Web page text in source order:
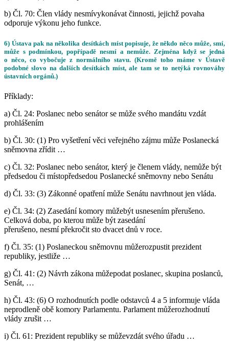
b) Čl. 70: Člen vlády nesmívykonávat činnosti, jejichž povaha
odporuje výkonu jeho funkce.
6) Ústava pak na několika desítkách míst popisuje, že někdo něco může, smí,
může s podmínkou, popřípadě nesmí a nemůže. Zejména když se jedná
o něco, co vybočuje z normálního stavu. (Kromě toho máme v Ústavě
podobné slovo na dalších desítkách míst, ale tam se to netýká rovnováhy
ústavních orgánů.)
Příklady:
a) Čl. 24: Poslanec nebo senátor se může svého mandátu vzdát
prohlášením
b) Čl. 30: (1) Pro vyšetření věci veřejného zájmu může Poslanecká
sněmovna zřídit …
c) Čl. 32: Poslanec nebo senátor, který je členem vlády, nemůže být
předsedou či místopředsedou Poslanecké sněmovny nebo Senátu
d) Čl. 33: (3) Zákonné opatření může Senátu navrhnout jen vláda.
e) Čl. 34: (2) Zasedání komory můžebýt usnesením přerušeno.
Celková doba, po kterou může být zasedání
přerušeno, nesmípřekročit sto dvacet dnů v roce.
f) Čl. 35: (1) Poslaneckou sněmovnu můžerozpustit prezident
republiky, jestliže …
g) Čl. 41: (2) Návrh zákona můžepodat poslanec, skupina poslanců,
Senát, …
h) Čl. 43: (6) O rozhodnutích podle odstavců 4 a 5 informuje vláda
neprodleně obě komory Parlamentu. Parlament můžerozhodnutí
vlády zrušit …
i) Čl. 61: Prezident republiky se můževzdát svého úřadu …